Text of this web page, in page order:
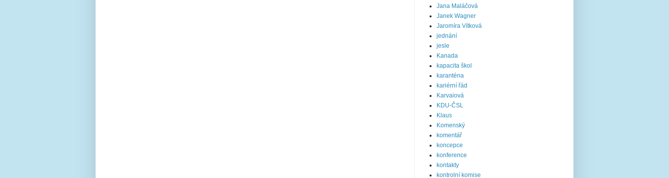
Jana Maláčová
Janek Wagner
Jaromíra Vítková
jednání
jesle
Kanada
kapacita škol
karanténa
kariérní řád
Karvaiová
KDU-ČSL
Klaus
Komenský
komentář
koncepce
konference
kontakty
kontrolní komise